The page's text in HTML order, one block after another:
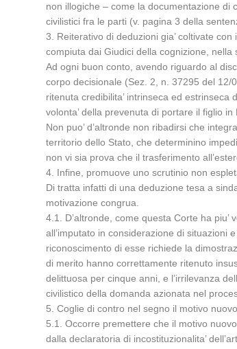
non illogiche – come la documentazione di
civilistici fra le parti (v. pagina 3 della
3. Reiterativo di deduzioni gia’ coltivate
compiuta dai Giudici della cognizione,
Ad ogni buon conto, avendo riguardo al
corpo decisionale (Sez. 2, n. 37295 del
ritenuta credibilita’ intrinseca ed
volonta’ della prevenuta di portare il figlio
Non puo’ d’altronde non ribadirsi che
territorio dello Stato, che determinino
non vi sia prova che il trasferimento
4. Infine, promuove uno scrutinio non
Di tratta infatti di una deduzione tesa a
motivazione congrua.
4.1. D’altronde, come questa Corte ha
all’imputato in considerazione di situazioni
riconoscimento di esse richiede la
di merito hanno correttamente ritenuto
delittuosa per cinque anni, e l’irrilevanza
civilistico della domanda azionata nel
5. Coglie di contro nel segno il motivo nuovo.
5.1. Occorre premettere che il motivo
dalla declaratoria di incostituzionalita’